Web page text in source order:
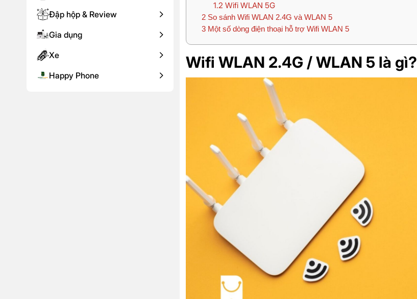
Đập hộp & Review
Gia dụng
Xe
Happy Phone
1.2 Wifi WLAN 5G
2 So sánh Wifi WLAN 2.4G và WLAN 5
3 Một số dòng điện thoại hỗ trợ Wifi WLAN 5
Wifi WLAN 2.4G / WLAN 5 là gì?